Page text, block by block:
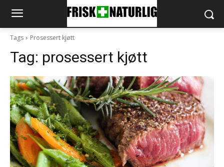
Tags Prosessert kjøtt
Tag: prosessert kjøtt